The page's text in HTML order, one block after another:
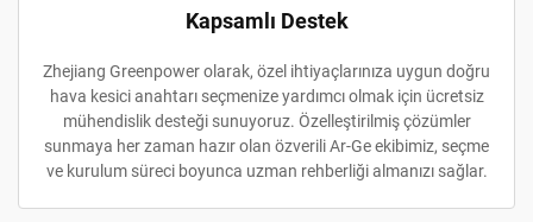
Kapsamlı Destek
Zhejiang Greenpower olarak, özel ihtiyaçlarınıza uygun doğru
hava kesici anahtarı seçmenize yardımcı olmak için ücretsiz
mühendislik desteği sunuyoruz. Özelleştirilmiş çözümler
sunmaya her zaman hazır olan özverili Ar-Ge ekibimiz, seçme
ve kurulum süreci boyunca uzman rehberliği almanızı sağlar.